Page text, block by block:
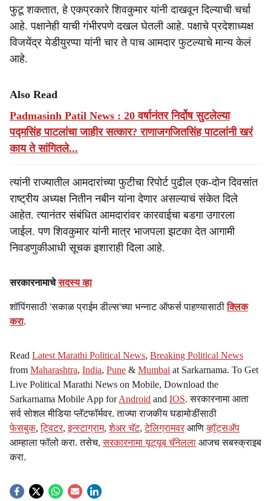
फुटू शकतात, हे एकप्रकारे शिवकुमार यांनी दाखवून दिल्याची चर्चा
आहे. पक्षानेही याची गंभीरपणे दखल घेतली आहे. पक्षाचे प्रदेशाध्यक्ष
विजयेंद्र येडीयुरप्पा यांनी चार ते पाच आमदार फुटल्याचे मान्य केलं
आहे.
Also Read
Padmasinh Patil News : 20 वर्षानंतर निर्दोष सुटलेल्या
पद्मसिंह पाटलांचा जाहीर सत्कार? राणाजगजितसिंह पाटलांनी खरं
काय ते सांगितले...
त्यांनी राज्यातील आमदारांच्या फुटीचा रिपोर्ट पुढील एक-दोन दिवसांत
राष्ट्रीय अध्यक्ष नितीन नबीन यांना देणार असल्याचं संकेत दिले
आहेत. त्यानंतर संबंधित आमदारांवर कारवाईचा बडगा उगारला
जाईल. पण शिवकुमार यांनी मात्र भाजपला झटका देत आगामी
निवडणुकीआधी सूचक इशाराही दिला आहे.
सरकारनामाचेसदस्य व्हा
शॉपिंगसाठी 'सकाळ प्राईम डील्स'च्या भन्नाट ऑफर्स पाहण्यासाठीक्लिक
करा.
Read Latest Marathi Political News, Breaking Political News
from Maharashtra, India, Pune & Mumbai at Sarkarnama. To Get
Live Political Marathi News on Mobile, Download the
Sarkarnama Mobile App forAndroid and IOS. सरकारनामा आता
सर्व सोशल मीडिया प्लॅटफॉर्मवर. ताज्या राजकीय घडामोडींसाठी
फेसबुक,ट्विटर,इन्स्टाग्राम,शेअर चॅट,टेलिग्रामवर आणिव्हॉट्सॲप
आम्हाला फॉलो करा. तसेच,सरकारनामा यूट्यूब चॅनेलला आजच सबस्क्राइब
करा.